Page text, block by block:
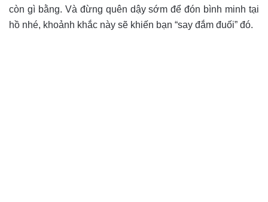
còn gì bằng. Và đừng quên dậy sớm để đón bình minh tại
hồ nhé, khoảnh khắc này sẽ khiến bạn “say đắm đuối” đó.